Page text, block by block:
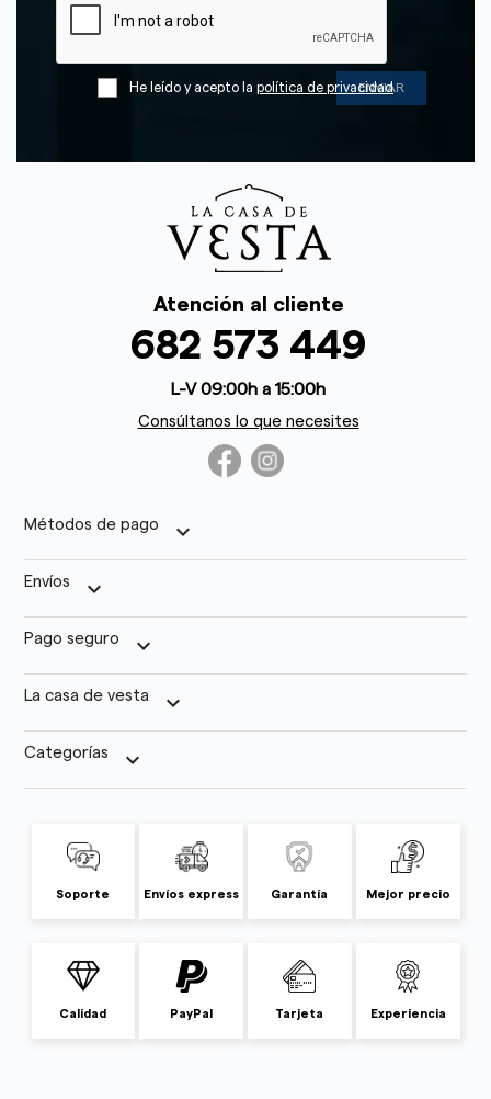
He leído y acepto la política de privacidad
Atención al cliente
682 573 449
L-V 09:00h a 15:00h
Consúltanos lo que necesites
Métodos de pago keyboard_arrow_down
Envíos keyboard_arrow_down
Pago seguro keyboard_arrow_down
La casa de vesta keyboard_arrow_down
Categorías keyboard_arrow_down
Soporte Envíos express Garantía Mejor precio
Calidad PayPal Tarjeta Experiencia